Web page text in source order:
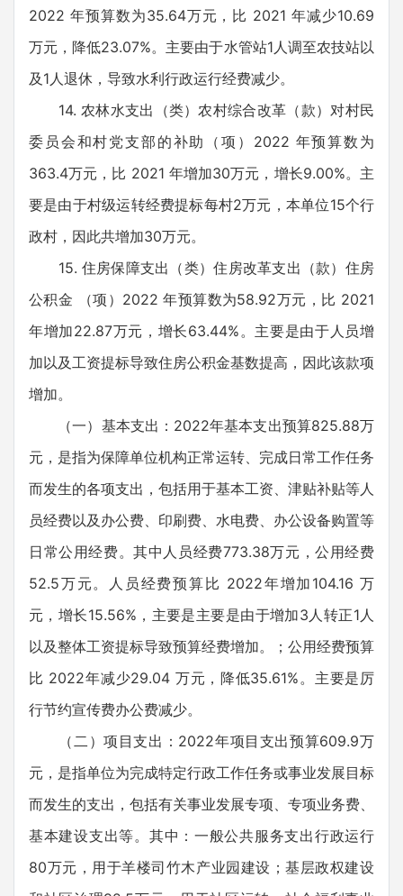
2022 年预算数为35.64万元，比 2021 年减少10.69
万元，降低23.07%。主要由于水管站1人调至农技站以
及1人退休，导致水利行政运行经费减少。
14. 农林水支出（类）农村综合改革（款）对村民
委员会和村党支部的补助（项）2022 年预算数为
363.4万元，比 2021 年增加30万元，增长9.00%。主
要是由于村级运转经费提标每村2万元，本单位15个行
政村，因此共增加30万元。
15. 住房保障支出（类）住房改革支出（款）住房
公积金 （项）2022 年预算数为58.92万元，比 2021
年增加22.87万元，增长63.44%。主要是由于人员增
加以及工资提标导致住房公积金基数提高，因此该款项
增加。
（一）基本支出：2022年基本支出预算825.88万
元，是指为保障单位机构正常运转、完成日常工作任务
而发生的各项支出，包括用于基本工资、津贴补贴等人
员经费以及办公费、印刷费、水电费、办公设备购置等
日常公用经费。其中人员经费773.38万元，公用经费
52.5万元。人员经费预算比 2022年增加104.16 万
元，增长15.56%，主要是主要是由于增加3人转正1人
以及整体工资提标导致预算经费增加。；公用经费预算
比 2022年减少29.04 万元，降低35.61%。主要是厉
行节约宣传费办公费减少。
（二）项目支出：2022年项目支出预算609.9万
元，是指单位为完成特定行政工作任务或事业发展目标
而发生的支出，包括有关事业发展专项、专项业务费、
基本建设支出等。其中：一般公共服务支出行政运行
80万元，用于羊楼司竹木产业园建设；基层政权建设